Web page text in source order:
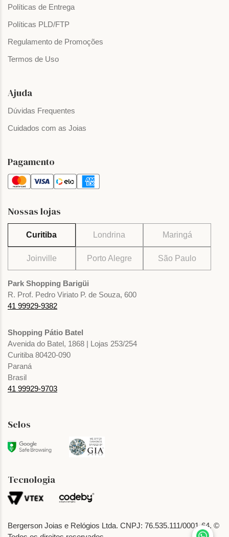
Políticas de Entrega
Políticas PLD/FTP
Regulamento de Promoções
Termos de Uso
Ajuda
Dúvidas Frequentes
Cuidados com as Joias
Pagamento
Nossas lojas
Curitiba Londrina Maringá
Joinville Porto Alegre São Paulo
Park Shopping Barigüi
R. Prof. Pedro Viriato P. de Souza, 600
41 99929-9382
Shopping Pátio Batel
Avenida do Batel, 1868 | Lojas 253/254
Curitiba 80420-090
Paraná
Brasil
41 99929-9703
Bergerson Joias e Relógios Ltda. CNPJ: 76.535.111/0001-64. ©
Selos
Tecnologia